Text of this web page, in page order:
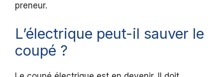
preneur.
L’électrique peut-il sauver le
coupé ?